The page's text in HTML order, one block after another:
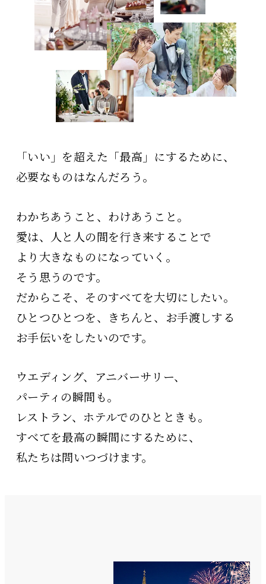
「いい」を超えた「最高」にするために、
必要なものはなんだろう。
わかちあうこと、わけあうこと。
愛は、人と人の間を行き来することで
より大きなものになっていく。
そう思うのです。
だからこそ、そのすべてを大切にしたい。
ひとつひとつを、きちんと、お手渡しする
お手伝いをしたいのです。
ウエディング、アニバーサリー、
パーティの瞬間も。
レストラン、ホテルでのひとときも。
すべてを最高の瞬間にするために、
私たちは問いつづけます。